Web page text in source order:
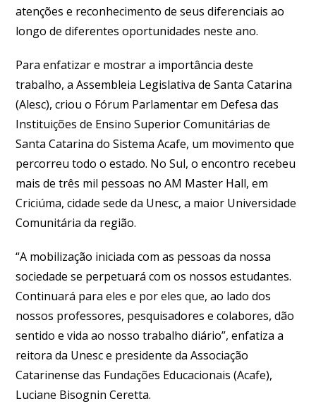
atenções e reconhecimento de seus diferenciais ao
longo de diferentes oportunidades neste ano.
Para enfatizar e mostrar a importância deste
trabalho, a Assembleia Legislativa de Santa Catarina
(Alesc), criou o Fórum Parlamentar em Defesa das
Instituições de Ensino Superior Comunitárias de
Santa Catarina do Sistema Acafe, um movimento que
percorreu todo o estado. No Sul, o encontro recebeu
mais de três mil pessoas no AM Master Hall, em
Criciúma, cidade sede da Unesc, a maior Universidade
Comunitária da região.
“A mobilização iniciada com as pessoas da nossa
sociedade se perpetuará com os nossos estudantes.
Continuará para eles e por eles que, ao lado dos
nossos professores, pesquisadores e colabores, dão
sentido e vida ao nosso trabalho diário”, enfatiza a
reitora da Unesc e presidente da Associação
Catarinense das Fundações Educacionais (Acafe),
Luciane Bisognin Ceretta.